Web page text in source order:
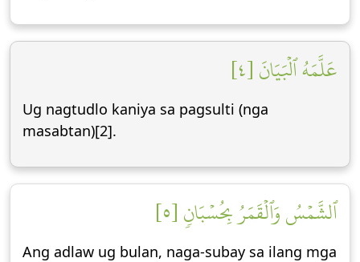
عَلَّمَهُ ٱلۡبَيَانَ [٤]
Ug nagtudlo kaniya sa pagsulti (nga
masabtan)[2].
ٱلشَّمۡسُ وَٱلۡقَمَرُ بِحُسۡبَانٖ [٥]
Ang adlaw ug bulan, naga-subay sa ilang mga